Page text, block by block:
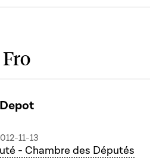
Depot
11-13
- Chambre des Députés